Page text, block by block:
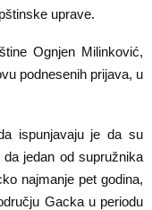
uprave.
Ognjen Milinković,
podnesenih prijava, u
ispunjavaju je da su
jedan od supružnika
najmanje pet godina,
Gacka u periodu